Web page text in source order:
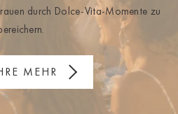
durch Dolce-Vita-Momente zu
MEHR